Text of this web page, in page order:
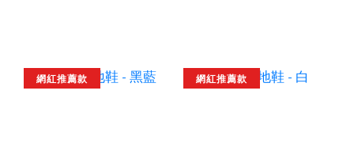
網紅推薦款 網紅推薦款